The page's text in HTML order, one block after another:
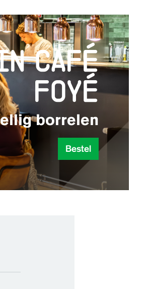
café
foyé
borrelen
Bestel